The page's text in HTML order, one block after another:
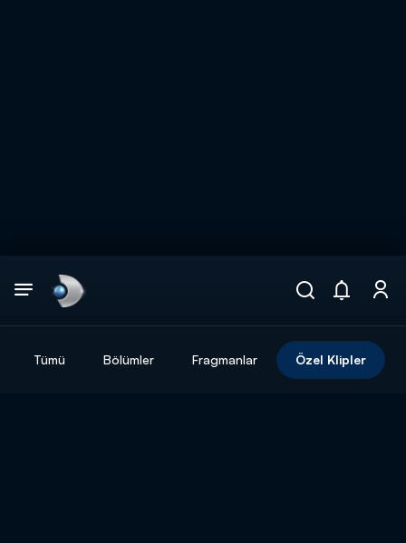
Tümü Bölümler Fragmanlar Özel Klipler